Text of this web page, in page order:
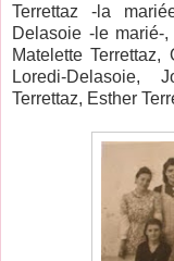
Terrettaz -la
Delasoie -le marié-
Matelette
Loredi-Delasoie,
Terrettaz, Esther